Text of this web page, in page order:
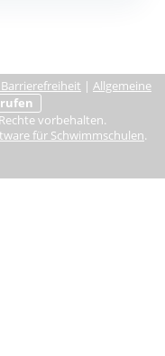
| Allgemeine
vorbehalten.
für Schwimmschulen.